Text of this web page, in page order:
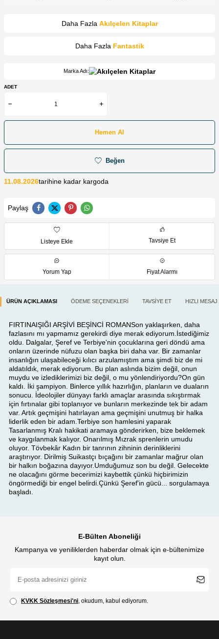
Daha Fazla Akılçelen Kitaplar
Daha Fazla Fantastik
Marka Adı:
ADET
Hemen Al
Beğen
11.08.2026tarihine kadar kargoda
Paylaş
Listeye Ekle Tavsiye Et
Yorum Yap Fiyat Alarmı
ÜRÜN AÇIKLAMASI ÖDEME SEÇENEKLERI TAVSIYE ET HIZLI MESAJ
FIRTINAIŞIĞI ARŞİVİ BEŞİNCİ ROMANSon yaklaşırken, daha
fazlasını mı yapmamız gerekirdi diye merak ediyorum.İstediğimiz
oldu. Dalgalar, Şeref ve Terbiye'nin çocuklarına geri döndü ama
onların üzerinde nüfuzu olan başka biri daha var. Bir zamanlar
insanlığın ulaşabileceği kılıcı arzulamıştım ama şimdi biz de mi
aldatıldık, merak ediyorum. Bu plan aslında bizim değil, onun
muydu ve izlediklerimizi biz değil, o mu yönlendiriyordu?On gün
kaldı. İki şampiyon. Binlerce yıllık hazırlığın, planların ve duaların
sonucu. İdeolojiler dünyayı farklı amaçlar arasında sıkıştırmak
için fırtınalar gibi toplanıyor ve bunların merkezinde tek bir adam
var. Artık geçmişini hatırlayan ama geçmişini unutmuş bir halka
liderlik eden bir adam.Terbiye son hamlesini yaparak
Tasarlanmış Kralı hakikati aramaya gönderirken, bize beklemek
ve kaygılanmak kalıyor. Onarılmış Mızrak sprenlerin umudu
oluyor. Tövbekâr Kadın bir tanrının zihninin derinliklerini
araştırıyor. Dirilmiş Suikastçı bıçağını bir zamanlar mağrur olan
bir halkın boğazına dayıyor.Umduğumuz son bu değil. Gelecekte
ne olacağını görme becerimizi kaybettik çünkü hiçbirimizin
öngörmediği bir engel belirdi.Çünkü Şeref'in gücü... sorgulamaya
başladı.
E-Bülten Aboneliği
Kampanya ve yeniliklerden haberdar olmak için e-bültenimize
kayıt olun.
KVKK Sözleşmesi'ni , okudum, kabul ediyorum.